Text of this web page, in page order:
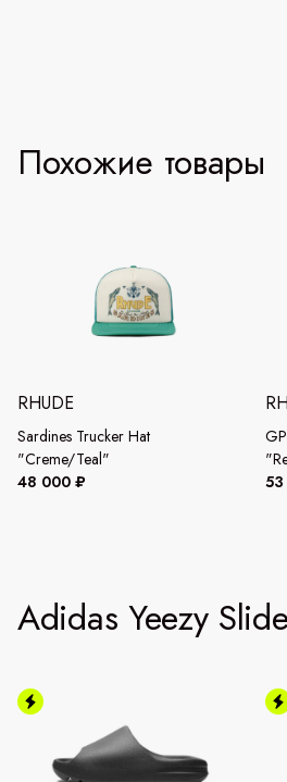
Похожие товары
RHUDE
Sardines Trucker Hat
"Creme/Teal"
48 000 ₽
Adidas Yeezy Slide